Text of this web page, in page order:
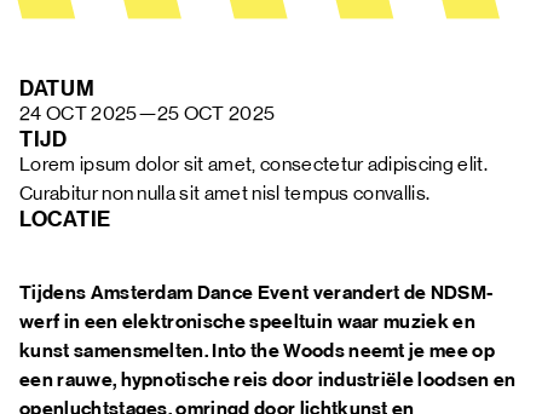
FAQ
DATUM
24 OCT 2025—25 OCT 2025
TIJD
Lorem ipsum dolor sit amet, consectetur adipiscing elit.
Curabitur non nulla sit amet nisl tempus convallis.
LOCATIE
Tijdens Amsterdam Dance Event verandert de NDSM-
werf in een elektronische speeltuin waar muziek en
kunst samensmelten. Into the Woods neemt je mee op
een rauwe, hypnotische reis door industriële loodsen en
openluchtstages, omringd door lichtkunst en